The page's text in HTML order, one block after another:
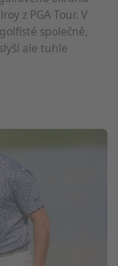
z PGA Tour. V
společně,
ale tuhle